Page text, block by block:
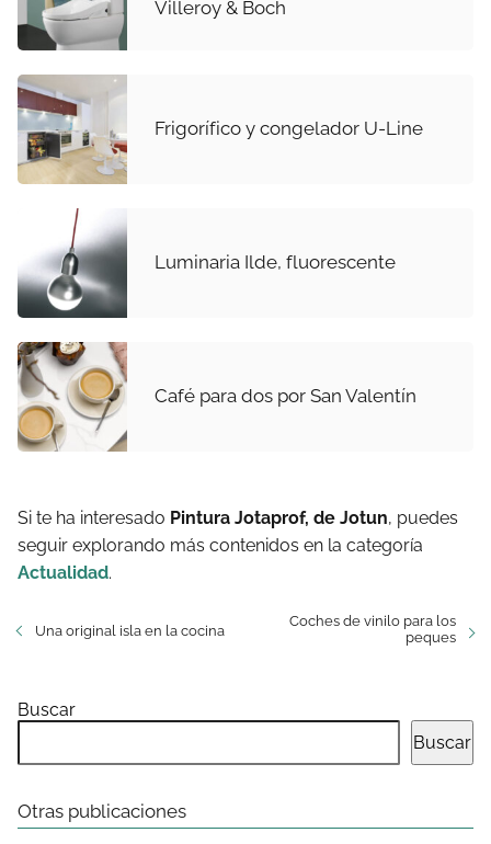
Villeroy & Boch
Frigorífico y congelador U-Line
Luminaria Ilde, fluorescente
Café para dos por San Valentín
Si te ha interesado Pintura Jotaprof, de Jotun, puedes
seguir explorando más contenidos en la categoría
Actualidad.
Una original isla en la cocina
Coches de vinilo para los
peques
Buscar
Buscar
Otras publicaciones